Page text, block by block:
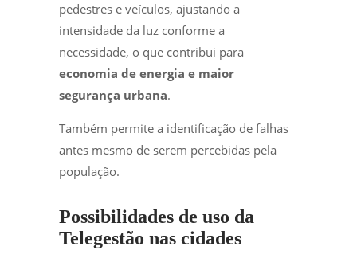
pedestres e veículos, ajustando a
intensidade da luz conforme a
necessidade, o que contribui para
economia de energia e maior
segurança urbana.
Também permite a identificação de falhas
antes mesmo de serem percebidas pela
população.
Possibilidades de uso da
Telegestão nas cidades